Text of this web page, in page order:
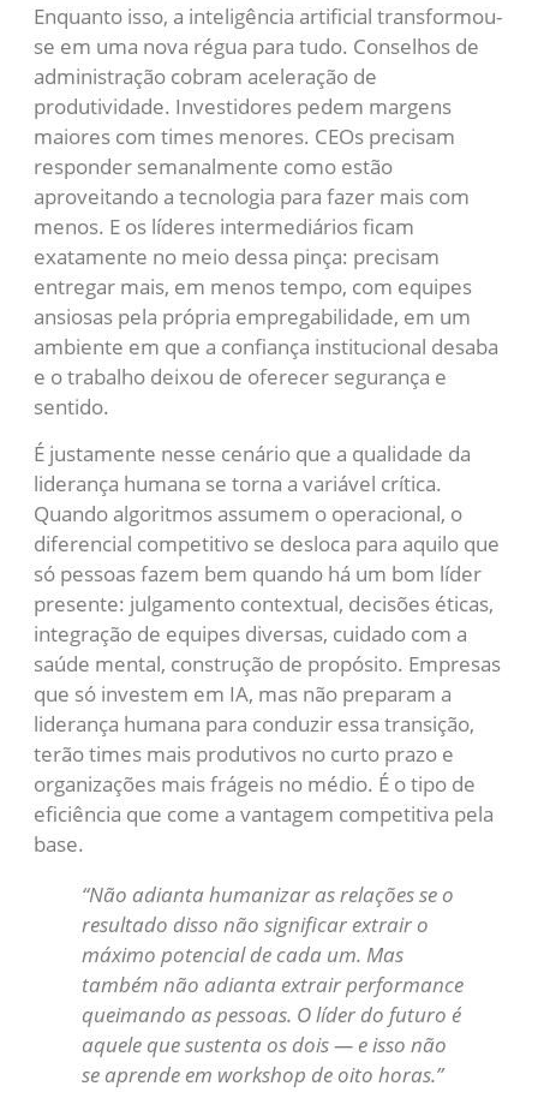
Enquanto isso, a inteligência artificial transformou-
se em uma nova régua para tudo. Conselhos de
administração cobram aceleração de
produtividade. Investidores pedem margens
maiores com times menores. CEOs precisam
responder semanalmente como estão
aproveitando a tecnologia para fazer mais com
menos. E os líderes intermediários ficam
exatamente no meio dessa pinça: precisam
entregar mais, em menos tempo, com equipes
ansiosas pela própria empregabilidade, em um
ambiente em que a confiança institucional desaba
e o trabalho deixou de oferecer segurança e
sentido.
É justamente nesse cenário que a qualidade da
liderança humana se torna a variável crítica.
Quando algoritmos assumem o operacional, o
diferencial competitivo se desloca para aquilo que
só pessoas fazem bem quando há um bom líder
presente: julgamento contextual, decisões éticas,
integração de equipes diversas, cuidado com a
saúde mental, construção de propósito. Empresas
que só investem em IA, mas não preparam a
liderança humana para conduzir essa transição,
terão times mais produtivos no curto prazo e
organizações mais frágeis no médio. É o tipo de
eficiência que come a vantagem competitiva pela
base.
“Não adianta humanizar as relações se o
resultado disso não significar extrair o
máximo potencial de cada um. Mas
também não adianta extrair performance
queimando as pessoas. O líder do futuro é
aquele que sustenta os dois — e isso não
se aprende em workshop de oito horas.”